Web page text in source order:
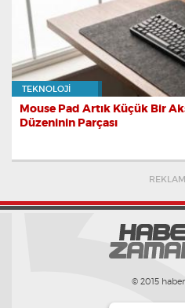
TEKNOLOJI
Mouse Pad Artık Küçük Bir
Düzeninin Parçası
© 2015